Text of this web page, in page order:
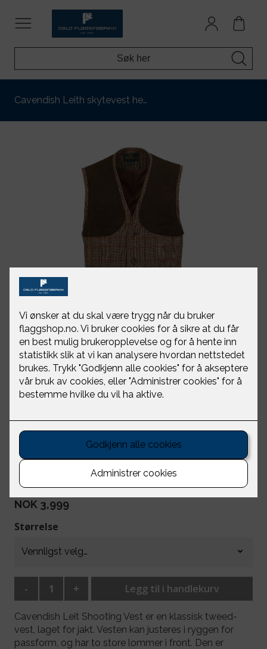
Cavendish Leith skytevest he…
Cavendish Leith
skytevest herre
Laksen Sporting
NOK 3,999
Størrelse
- + Legg til i handlekurv
Cavendish Leit Shooting Vest er en klassisk tweed-
vest, laget for jakt. Vesten kan justeres i ryggen for
passform, og har to store lommer i front. Den er